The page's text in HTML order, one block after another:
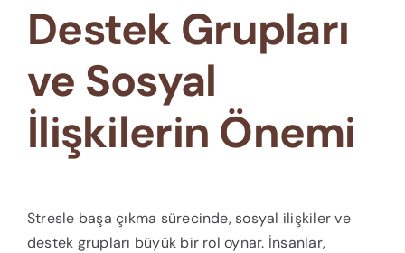
Destek Grupları
ve Sosyal
İlişkilerin Önemi
Stresle başa çıkma sürecinde, sosyal ilişkiler ve
destek grupları büyük bir rol oynar. İnsanlar,